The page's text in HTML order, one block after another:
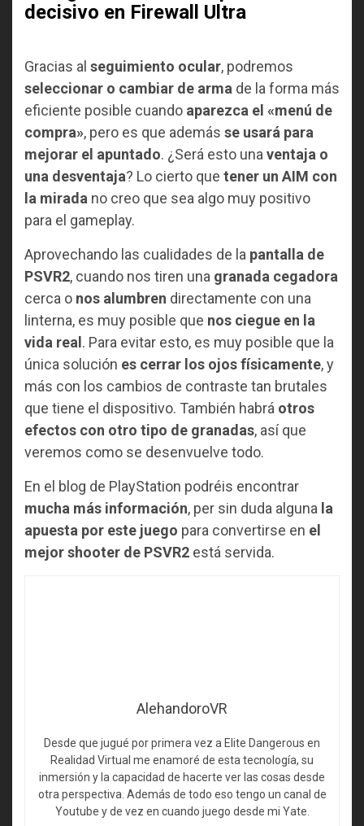
decisivo en Firewall Ultra
Gracias al seguimiento ocular, podremos
seleccionar o cambiar de arma de la forma más
eficiente posible cuando aparezca el «menú de
compra», pero es que además se usará para
mejorar el apuntado. ¿Será esto una ventaja o
una desventaja? Lo cierto que tener un AIM con
la mirada no creo que sea algo muy positivo
para el gameplay.
Aprovechando las cualidades de la pantalla de
PSVR2, cuando nos tiren una granada cegadora
cerca o nos alumbren directamente con una
linterna, es muy posible que nos ciegue en la
vida real. Para evitar esto, es muy posible que la
única solución es cerrar los ojos físicamente, y
más con los cambios de contraste tan brutales
que tiene el dispositivo. También habrá otros
efectos con otro tipo de granadas, así que
veremos como se desenvuelve todo.
En el blog de PlayStation podréis encontrar
mucha más información, per sin duda alguna la
apuesta por este juego para convertirse en el
mejor shooter de PSVR2 está servida.
AlehandoroVR
Desde que jugué por primera vez a Elite Dangerous en
Realidad Virtual me enamoré de esta tecnología, su
inmersión y la capacidad de hacerte ver las cosas desde
otra perspectiva. Además de todo eso tengo un canal de
Youtube y de vez en cuando juego desde mi Yate.